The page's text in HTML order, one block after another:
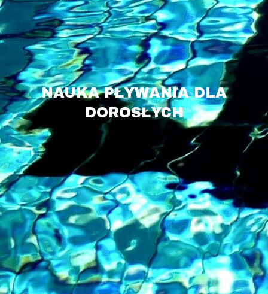
NAUKA PŁYWANIA DLA
DOROSŁYCH